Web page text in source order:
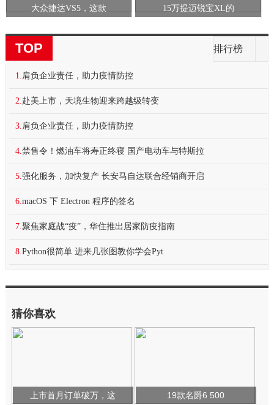
大众捷达VS5，这款 15万提迈锐宝XL的
TOP 排行榜
1. 肩负企业责任，助力疫情防控
2. 赴美上市，天境生物迎来跨越级转变
3. 肩负企业责任，助力疫情防控
4. 禁售令！燃油车将寿正终寝 国产电动车与特斯拉
5. 强化服务，加快复产 长安马自达联合经销商开启
6. macOS 下 Electron 程序的签名
7. 聚焦家庭战“疫”，华住推出居家防疫指南
8. Python很简单 进来几张图教你学会Pyt
猜你喜欢
上市首月订单破万，这 19款名爵6 500